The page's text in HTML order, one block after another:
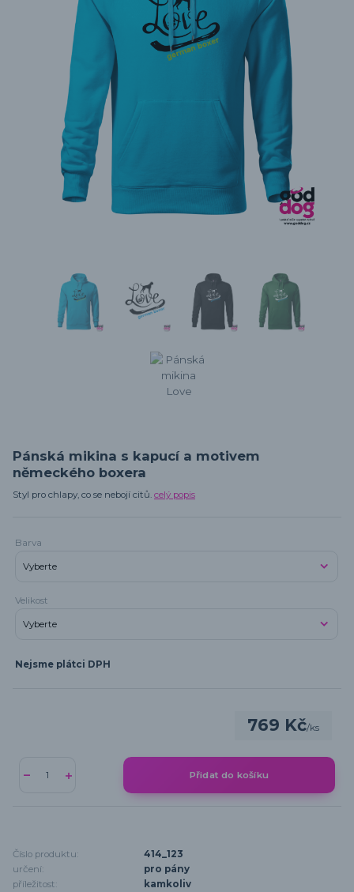
Pánská mikina s kapucí a motivem
německého boxera
Styl pro chlapy, co se nebojí citů. celý popis
Barva
Velikost
Nejsme plátci DPH
769 Kč/ks
Přidat do košíku
Číslo produktu:
414_123
určení:
pro pány
příležitost:
kamkoliv